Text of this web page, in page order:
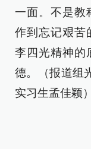
一面。不是教
作到忘记艰苦
李四光精神的
德。（报道组
实习生孟佳颖）